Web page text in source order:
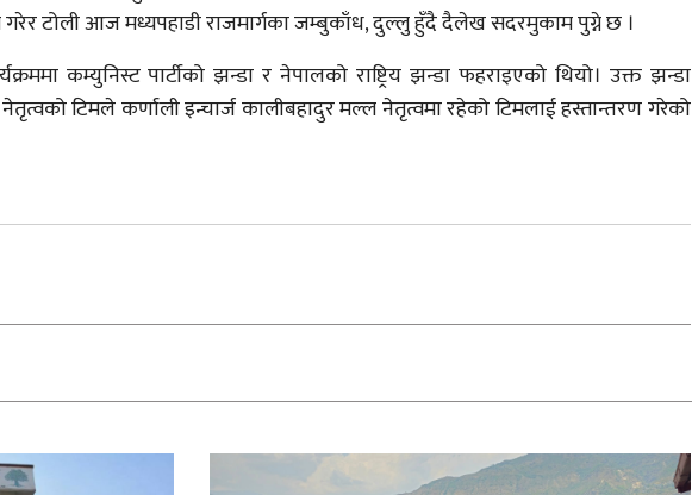
गरेर टोली आज मध्यपहाडी राजमार्गका जम्बुकाँध, दुल्लु हुँदै दैलेख सदरमुकाम पुग्ने छ ।
कम्युनिस्ट पार्टीको झन्डा र नेपालको राष्ट्रिय झन्डा फहराइएको थियो। उक्त झन्डा
टिमले कर्णाली इन्चार्ज कालीबहादुर मल्ल नेतृत्वमा रहेको टिमलाई हस्तान्तरण गरेको